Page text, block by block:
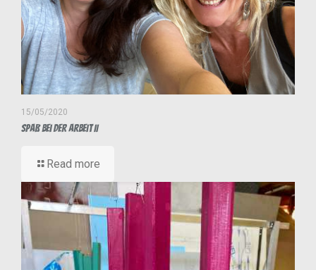
15/05/2020
Spaß bei der Arbeit II
Read more